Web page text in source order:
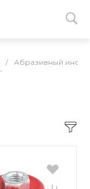
/ Абразивный